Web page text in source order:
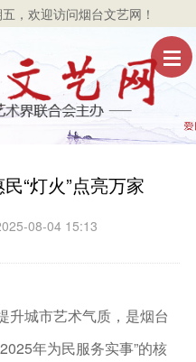
，欢迎访问烟台文艺网！
“灯火”点亮万家
08-04 15:13
城市艺术气质，是烟台
年为民服务实事”的核